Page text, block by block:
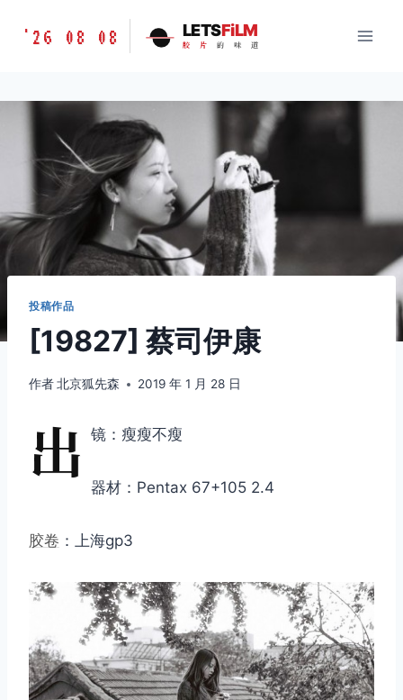
胶
味
LETSFILM
'26 08 08 LETSFiLM
胶 片 的 味 道
投稿作品
[19827] 蔡司伊康
作者北京狐先森 2019 年 1 月 28 日
出 镜：瘦瘦不瘦
器材：Pentax 67+105 2.4
胶卷 ：上海gp3